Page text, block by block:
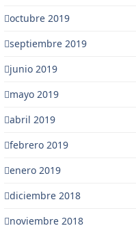
octubre 2019
septiembre 2019
junio 2019
mayo 2019
abril 2019
febrero 2019
enero 2019
diciembre 2018
noviembre 2018